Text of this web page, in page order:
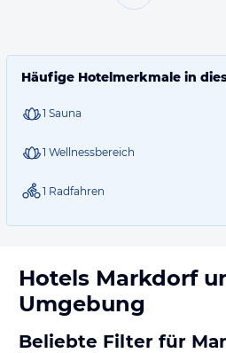
Häufige Hotelmerkmale in
1 Sauna
1 Wellnessbereich
1 Radfahren
Hotels Markdorf
Umgebung
Beliebte Filter für